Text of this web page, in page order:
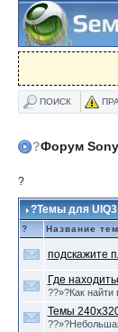
ПОИСК
?Форум
?
?Темы для UIQ3
? Название
подскажите
Где
??»?Как
Темы